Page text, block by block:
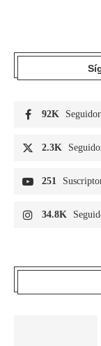
92K
2.3K
251
34.8K